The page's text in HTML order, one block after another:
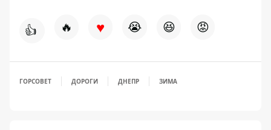
👍 🔥 ♥ 😭 😆 😡
ГОРСОВЕТ ДОРОГИ ДНЕПР ЗИМА